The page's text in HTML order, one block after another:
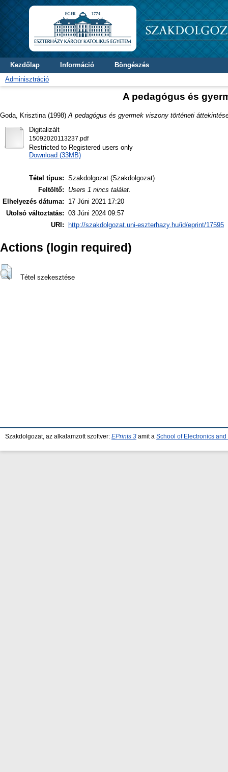
Kezdőlap Információ
Böngészés
Adminisztráció
A pedagógus és
Goda, Krisztina (1998) A pedagógus és gyermek viszony történeti
Digitalizált
15092020113237.pdf
Restricted to Registered users only
Download (33MB)
Tétel típus: Szakdolgozat (Szakdolgozat)
Feltöltő:
Users 1 nincs találat.
Elhelyezés dátuma:
17 Júni 2021 17:20
Utolsó változtatás: 03 Júni 2024 09:57
URI:
http://szakdolgozat.uni-eszterhazy.hu/id/eprint/17595
Actions (login required)
Tétel szekesztése
Szakdolgozat, az alkalamzott szoftver: EPrints 3 amit a School of Electronics